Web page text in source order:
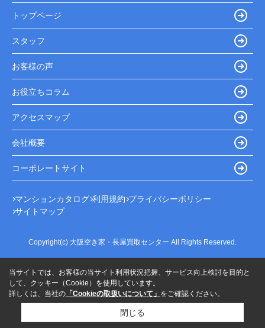
トップページ
スタッフ
お客様の声
お役立ちコラム
アクセスマップ
会社概要
コーポレートサイト
マンションカタログ 利用規約 プライバシーポリシー
サイトマップ
Copyright(c) 大阪空き家・長屋買取センター All Rights Reserved.
当サイトでは、お客様の当サイト利用状況把握、サービス向上検討を目的と
して、クッキー（Cookie）を使用しています。
詳しくは、当社の 「Cookieの取扱いについて」 をご確認ください。
閉じる